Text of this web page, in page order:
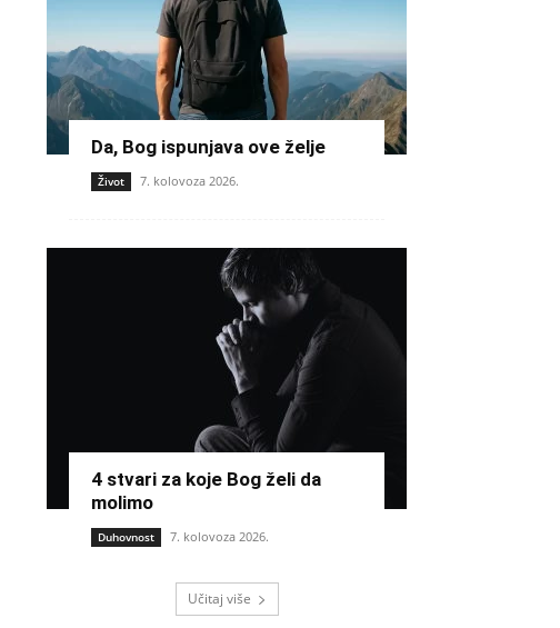
Da, Bog ispunjava ove želje
Život 7. kolovoza 2026.
4 stvari za koje Bog želi da
molimo
Duhovnost 7. kolovoza 2026.
Učitaj više